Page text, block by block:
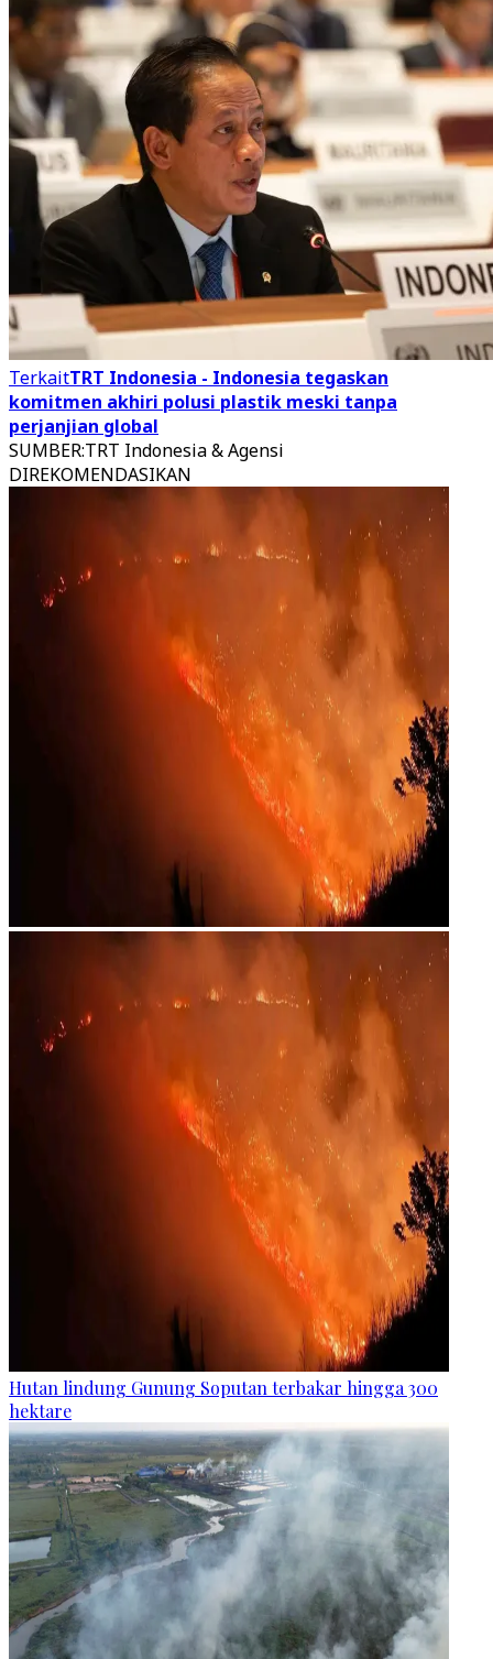
TerkaitTRT Indonesia - Indonesia tegaskan
komitmen akhiri polusi plastik meski tanpa
perjanjian global
SUMBER:TRT Indonesia & Agensi
DIREKOMENDASIKAN
Hutan lindung Gunung Soputan terbakar hingga 300
hektare